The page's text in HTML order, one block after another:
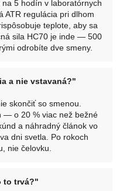
5 hodín v laboratórnych
ATR regulácia pri dlhom
teplote, aby sa
sila HC70 je inde — 500
odrobíte dve smeny.
a nie vstavaná?"
skončiť so smenou.
— o 20 % viac než bežné
a náhradný článok vo
dni svetla. Po rokoch
nie čelovku.
to trvá?"